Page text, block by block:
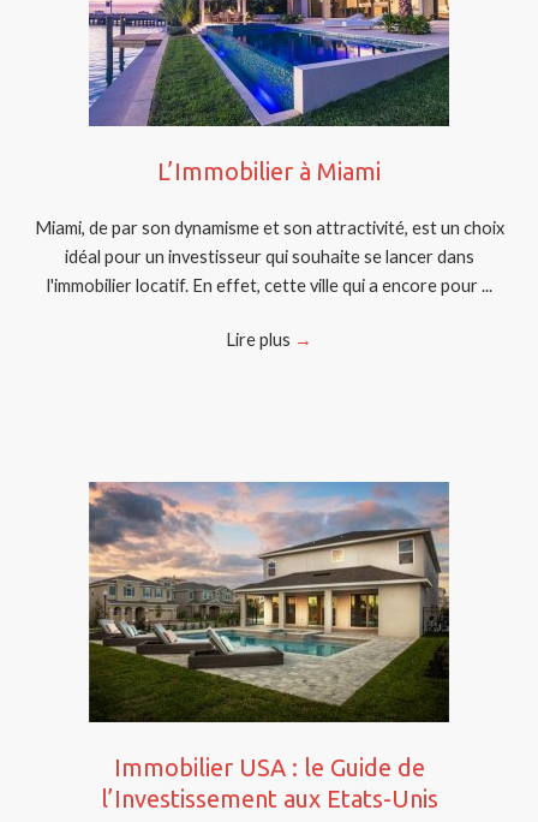
L’Immobilier à Miami
Miami, de par son dynamisme et son attractivité, est un choix
idéal pour un investisseur qui souhaite se lancer dans
l'immobilier locatif. En effet, cette ville qui a encore pour ...
Lire plus →
Immobilier USA : le Guide de
l’Investissement aux Etats-Unis